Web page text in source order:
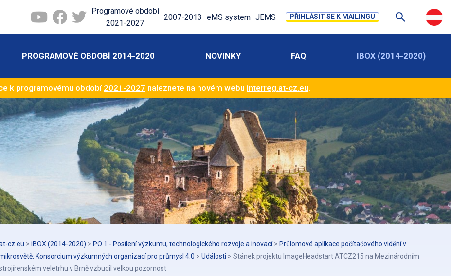
Programové období
2021-2027
2007-2013 eMS system JEMS PŘIHLÁSIT SE K MAILINGU
PROGRAMOVÉ OBDOBÍ 2014-2020 NOVINKY FAQ IBOX (2014-2020)
k programovému období2021-2027 naleznete na novém webu interreg.at-cz.eu.
cz.eu > iBOX (2014-2020) > PO 1 - Posílení výzkumu, technologického rozvoje a inovací > Průlomové aplikace počítačového vidění v
Konsorcium výzkumných organizací pro průmysl 4.0 > Události > Stánek projektu ImageHeadstart ATCZ215 na Mezinárodním
veletrhu v Brně vzbudil velkou pozornost